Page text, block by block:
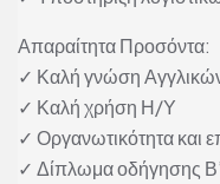
Απαραίτητα Προσόντα:
✓ Καλή γνώση
✓ Καλή χρήση Η/Υ
✓ Οργανωτικότητα και
✓ Δίπλωμα οδήγησης